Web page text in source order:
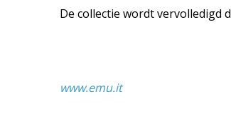
De collectie wordt vervolledigd
www.emu.it